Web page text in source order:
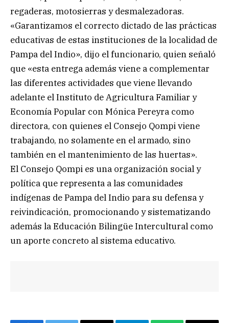
regaderas, motosierras y desmalezadoras.
«Garantizamos el correcto dictado de las prácticas
educativas de estas instituciones de la localidad de
Pampa del Indio», dijo el funcionario, quien señaló
que «esta entrega además viene a complementar
las diferentes actividades que viene llevando
adelante el Instituto de Agricultura Familiar y
Economía Popular con Mónica Pereyra como
directora, con quienes el Consejo Qompi viene
trabajando, no solamente en el armado, sino
también en el mantenimiento de las huertas».
El Consejo Qompi es una organización social y
política que representa a las comunidades
indígenas de Pampa del Indio para su defensa y
reivindicación, promocionando y sistematizando
además la Educación Bilingüe Intercultural como
un aporte concreto al sistema educativo.